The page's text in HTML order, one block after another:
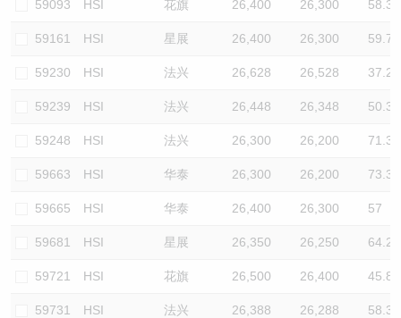
59093 HSI 花旗 26,400 26,300 58.3
59161 HSI 星展 26,400 26,300 59.7
59230 HSI 法兴 26,628 26,528 37.2
59239 HSI 法兴 26,448 26,348 50.3
59248 HSI 法兴 26,300 26,200 71.3
59663 HSI 华泰 26,300 26,200 73.3
59665 HSI 华泰 26,400 26,300 57
59681 HSI 星展 26,350 26,250 64.2
59721 HSI 花旗 26,500 26,400 45.8
59731 HSI 法兴 26,388 26,288 58.3